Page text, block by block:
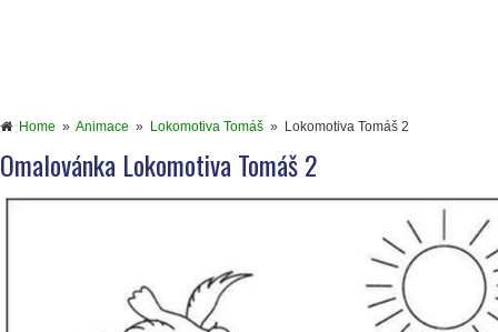
Home » Animace » Lokomotiva Tomáš » Lokomotiva Tomáš 2
Omalovánka Lokomotiva Tomáš 2